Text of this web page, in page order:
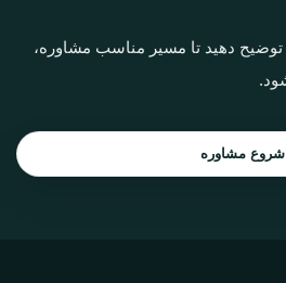
توضیح دهید تا مسیر مناسب مشاوره،
شروع مشاوره